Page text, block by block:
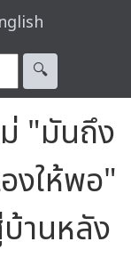
🔍︎
"มันถึง
งให้พอ"
านหลัง